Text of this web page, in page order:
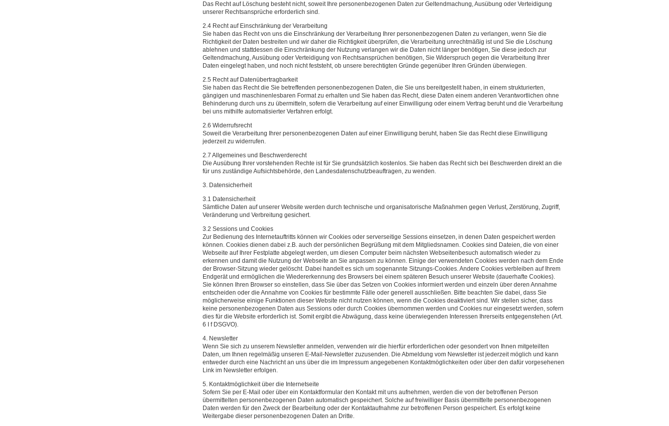
Das Recht auf Löschung besteht nicht, soweit Ihre personenbezogenen Daten zur Geltendmachung, Ausübung oder Verteidigung
unserer Rechtsansprüche erforderlich sind.
2.4 Recht auf Einschränkung der Verarbeitung
Sie haben das Recht von uns die Einschränkung der Verarbeitung Ihrer personenbezogenen Daten zu verlangen, wenn Sie die
Richtigkeit der Daten bestreiten und wir daher die Richtigkeit überprüfen, die Verarbeitung unrechtmäßig ist und Sie die Löschung
ablehnen und stattdessen die Einschränkung der Nutzung verlangen wir die Daten nicht länger benötigen, Sie diese jedoch zur
Geltendmachung, Ausübung oder Verteidigung von Rechtsansprüchen benötigen, Sie Widerspruch gegen die Verarbeitung Ihrer
Daten eingelegt haben, und noch nicht feststeht, ob unsere berechtigten Gründe gegenüber Ihren Gründen überwiegen.
2.5 Recht auf Datenübertragbarkeit
Sie haben das Recht die Sie betreffenden personenbezogenen Daten, die Sie uns bereitgestellt haben, in einem strukturierten,
gängigen und maschinenlesbaren Format zu erhalten und Sie haben das Recht, diese Daten einem anderen Verantwortlichen ohne
Behinderung durch uns zu übermitteln, sofern die Verarbeitung auf einer Einwilligung oder einem Vertrag beruht und die Verarbeitung
bei uns mithilfe automatisierter Verfahren erfolgt.
2.6 Widerrufsrecht
Soweit die Verarbeitung Ihrer personenbezogenen Daten auf einer Einwilligung beruht, haben Sie das Recht diese Einwilligung
jederzeit zu widerrufen.
2.7 Allgemeines und Beschwerderecht
Die Ausübung Ihrer vorstehenden Rechte ist für Sie grundsätzlich kostenlos. Sie haben das Recht sich bei Beschwerden direkt an die
für uns zuständige Aufsichtsbehörde, den Landesdatenschutzbeauftragen, zu wenden.
3. Datensicherheit
3.1 Datensicherheit
Sämtliche Daten auf unserer Website werden durch technische und organisatorische Maßnahmen gegen Verlust, Zerstörung, Zugriff,
Veränderung und Verbreitung gesichert.
3.2 Sessions und Cookies
Zur Bedienung des Internetauftritts können wir Cookies oder serverseitige Sessions einsetzen, in denen Daten gespeichert werden
können. Cookies dienen dabei z.B. auch der persönlichen Begrüßung mit dem Mitgliedsnamen. Cookies sind Dateien, die von einer
Webseite auf Ihrer Festplatte abgelegt werden, um diesen Computer beim nächsten Webseitenbesuch automatisch wieder zu
erkennen und damit die Nutzung der Webseite an Sie anpassen zu können. Einige der verwendeten Cookies werden nach dem Ende
der Browser-Sitzung wieder gelöscht. Dabei handelt es sich um sogenannte Sitzungs-Cookies. Andere Cookies verbleiben auf Ihrem
Endgerät und ermöglichen die Wiedererkennung des Browsers bei einem späteren Besuch unserer Website (dauerhafte Cookies).
Sie können Ihren Browser so einstellen, dass Sie über das Setzen von Cookies informiert werden und einzeln über deren Annahme
entscheiden oder die Annahme von Cookies für bestimmte Fälle oder generell ausschließen. Bitte beachten Sie dabei, dass Sie
möglicherweise einige Funktionen dieser Website nicht nutzen können, wenn die Cookies deaktiviert sind. Wir stellen sicher, dass
keine personenbezogenen Daten aus Sessions oder durch Cookies übernommen werden und Cookies nur eingesetzt werden, sofern
dies für die Website erforderlich ist. Somit ergibt die Abwägung, dass keine überwiegenden Interessen Ihrerseits entgegenstehen (Art.
6 I f DSGVO).
4. Newsletter
Wenn Sie sich zu unserem Newsletter anmelden, verwenden wir die hierfür erforderlichen oder gesondert von Ihnen mitgeteilten
Daten, um Ihnen regelmäßig unseren E-Mail-Newsletter zuzusenden. Die Abmeldung vom Newsletter ist jederzeit möglich und kann
entweder durch eine Nachricht an uns über die im Impressum angegebenen Kontaktmöglichkeiten oder über den dafür vorgesehenen
Link im Newsletter erfolgen.
5. Kontaktmöglichkeit über die Internetseite
Sofern Sie per E-Mail oder über ein Kontaktformular den Kontakt mit uns aufnehmen, werden die von der betroffenen Person
übermittelten personenbezogenen Daten automatisch gespeichert. Solche auf freiwilliger Basis übermittelte personenbezogenen
Daten werden für den Zweck der Bearbeitung oder der Kontaktaufnahme zur betroffenen Person gespeichert. Es erfolgt keine
Weitergabe dieser personenbezogenen Daten an Dritte.